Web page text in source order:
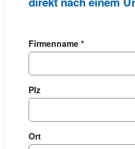
Firmenname *
Plz
Ort